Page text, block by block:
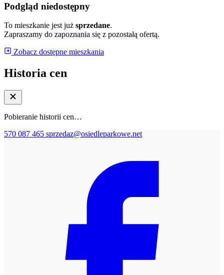
Podgląd niedostępny
To mieszkanie jest już sprzedane.
Zapraszamy do zapoznania się z pozostałą ofertą.
Zobacz dostępne mieszkania
Historia cen
Pobieranie historii cen…
570 087 465 sprzedaz@osiedleparkowe.net